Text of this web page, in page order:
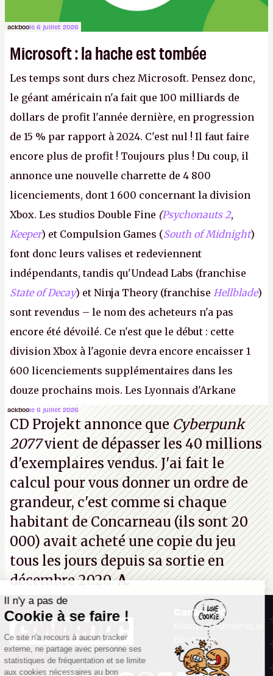
ackboole 6 juillet 2026
Microsoft : la hache est tombée
Les temps sont durs chez Microsoft. Pensez donc,
le géant américain n'a fait que 100 milliards de
dollars de profit l'année dernière, en progression
de 15 % par rapport à 2024. C'est nul ! Il faut faire
encore plus de profit ! Toujours plus ! Du coup, il
annonce une nouvelle charrette de 4 800
licenciements, dont 1 600 concernant la division
Xbox. Les studios Double Fine (Psychonauts 2,
Keeper) et Compulsion Games (South of Midnight)
font donc leurs valises et redeviennent
indépendants, tandis qu'Undead Labs (franchise
State of Decay) et Ninja Theory (franchise Hellblade)
sont revendus – le nom des acheteurs n'a pas
encore été dévoilé. Ce n'est que le début : cette
division Xbox à l'agonie devra encore encaisser 1
600 licenciements supplémentaires dans les
douze prochains mois. Les Lyonnais d'Arkane
(Dishonored, Deathloop) pourraient faire partie des
prochaines victimes, puisque Microsoft a confirmé
vouloir se séparer du studio.A.
ackboole 6 juillet 2026
CD Projekt annonce queCyberpunk
2077vient de dépasser les 40 millions
d'exemplaires vendus. J'ai fait le
calcul pour vous donner un ordre de
grandeur, c'est comme si chaque
habitant de Concarneau (ils sont 20
000) avait acheté une copie du jeu
tous les jours depuis sa sortie en
décembre 2020.A.
Canard PC
Kiosque numérique
Boutique
Il n'y a pas de
Cookie à se faire !
Ce site n'a recours à aucun tracker
externe, ne partage avec personne ses
statistiques de fréquentation et se limite
aux cookies nécessaires au bon